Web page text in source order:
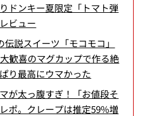
ドンキー夏限定「トマト弾
ビュー
伝説スイーツ「モコモコ」
歓喜のマグカップで作る絶
り最高にウマかった
が太っ腹すぎ！「お値段そ
ポ。クレープは推定59%増